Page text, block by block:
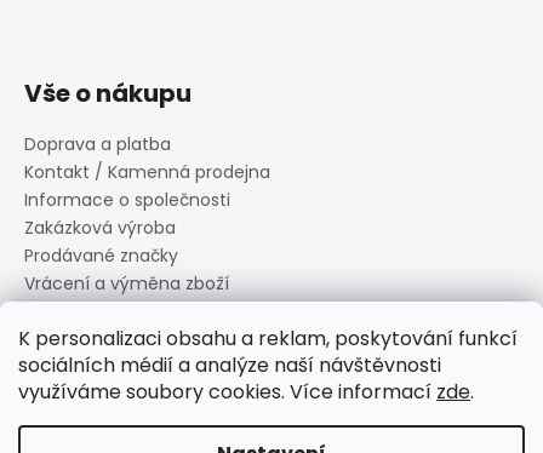
K personalizaci obsahu a reklam, poskytování funkcí
sociálních médií a analýze naší návštěvnosti
využíváme soubory cookies. Více informací zde.
Vše o nákupu
Doprava a platba
Kontakt / Kamenná prodejna
Informace o společnosti
Zakázková výroba
Prodávané značky
Vrácení a výměna zboží
Informace o souborech cookies
Reklamační řád
Obchodní podmínky